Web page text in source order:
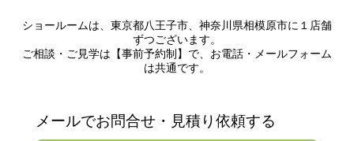
ショールームは、東京都八王子市、神奈川県相模原市に１店舗
ずつございます。
ご相談・ご見学は【事前予約制】で、お電話・メールフォーム
は共通です。
メールでお問合せ・見積り依頼する